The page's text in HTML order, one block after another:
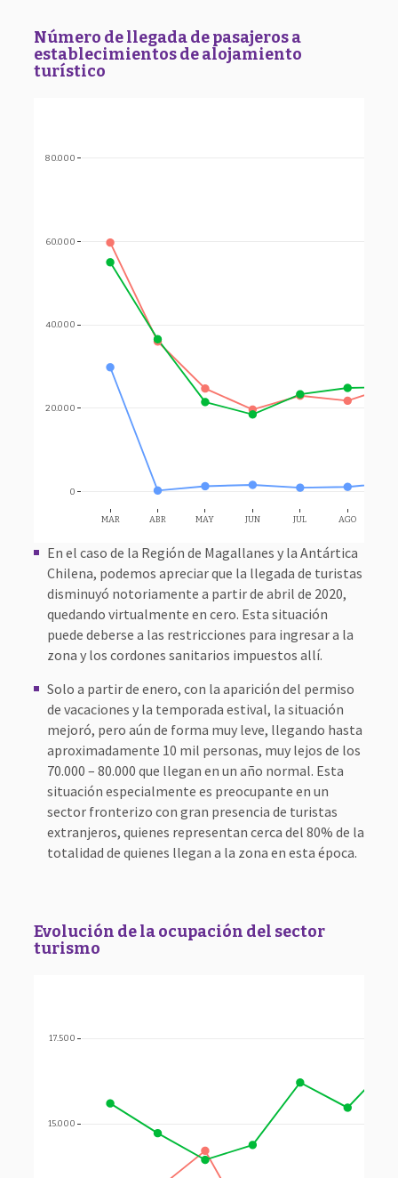
Número de llegada de pasajeros a
establecimientos de alojamiento
turístico
MAR ABR MAY JUN JUL AGO
0
20.000
40.000
60.000
80.000
En el caso de la Región de Magallanes y la Antártica
Chilena, podemos apreciar que la llegada de turistas
disminuyó notoriamente a partir de abril de 2020,
quedando virtualmente en cero. Esta situación
puede deberse a las restricciones para ingresar a la
zona y los cordones sanitarios impuestos allí.
Solo a partir de enero, con la aparición del permiso
de vacaciones y la temporada estival, la situación
mejoró, pero aún de forma muy leve, llegando hasta
aproximadamente 10 mil personas, muy lejos de los
70.000 – 80.000 que llegan en un año normal. Esta
situación especialmente es preocupante en un
sector fronterizo con gran presencia de turistas
extranjeros, quienes representan cerca del 80% de la
totalidad de quienes llegan a la zona en esta época.
Evolución de la ocupación del sector
turismo
15.000
17.500